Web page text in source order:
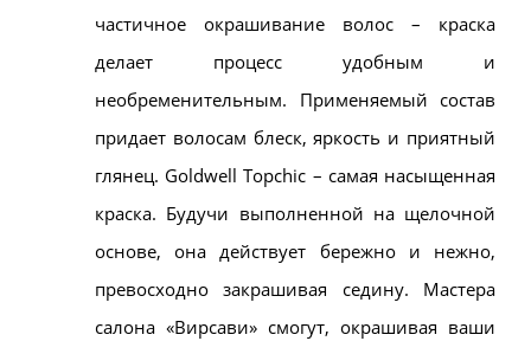
частичное окрашивание волос – краска
делает процесс удобным и
необременительным. Применяемый состав
придает волосам блеск, яркость и приятный
глянец. Goldwell Topchic – самая насыщенная
краска. Будучи выполненной на щелочной
основе, она действует бережно и нежно,
превосходно закрашивая седину. Мастера
салона «Вирсави» смогут, окрашивая ваши